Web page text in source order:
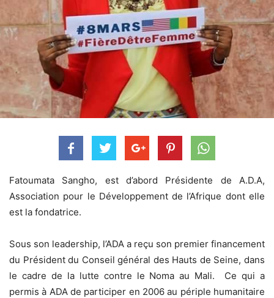
Fatoumata Sangho, est d’abord Présidente de A.D.A,
Association pour le Développement de l’Afrique dont elle
est la fondatrice.
Sous son leadership, l’ADA a reçu son premier financement
du Président du Conseil général des Hauts de Seine, dans
le cadre de la lutte contre le Noma au Mali. Ce qui a
permis à ADA de participer en 2006 au périple humanitaire